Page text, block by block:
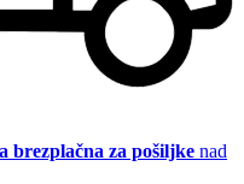
brezplačna za pošiljke nad